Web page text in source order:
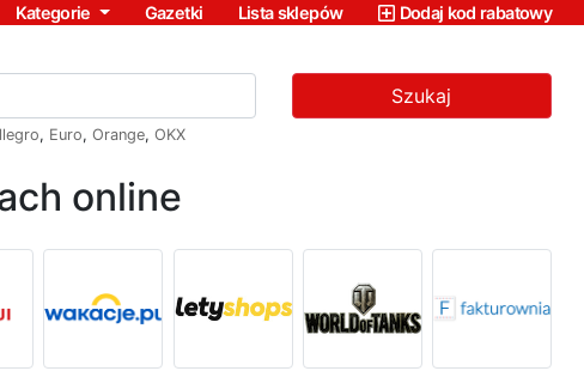
Kategorie Gazetki Lista sklepów Dodaj kod rabatowy
Szukaj
, Euro, Orange, OKX
online